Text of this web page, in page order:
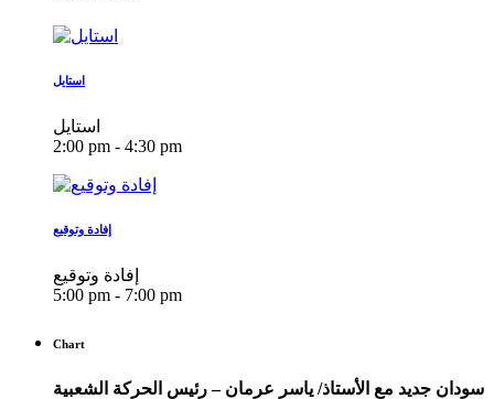
استايل
استايل
2:00 pm - 4:30 pm
إفادة وتوقيع
إفادة وتوقيع
5:00 pm - 7:00 pm
Chart
سودان جديد مع الأستاذ/ ياسر عرمان – رئيس الحركة الشعبية